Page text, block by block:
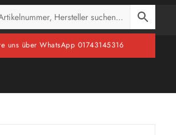
uns über WhatsApp 01743145316